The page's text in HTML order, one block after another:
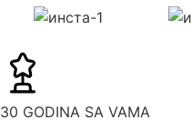
30 GODINA SA VAMA